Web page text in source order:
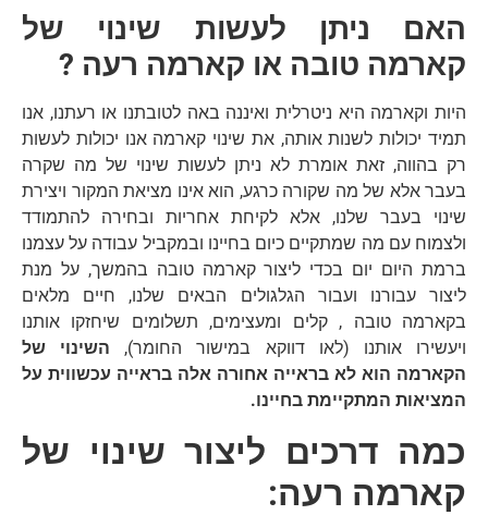
האם ניתן לעשות שינוי של
קארמה טובה או קארמה רעה ?
היות וקארמה היא ניטרלית ואיננה באה לטובתנו או רעתנו, אנו
תמיד יכולות לשנות אותה, את שינוי קארמה אנו יכולות לעשות
רק בהווה, זאת אומרת לא ניתן לעשות שינוי של מה שקרה
בעבר אלא של מה שקורה כרגע, הוא אינו מציאת המקור ויצירת
שינוי בעבר שלנו, אלא לקיחת אחריות ובחירה להתמודד
ולצמוח עם מה שמתקיים כיום בחיינו ובמקביל עבודה על עצמנו
ברמת היום יום בכדי ליצור קארמה טובה בהמשך, על מנת
ליצור עבורנו ועבור הגלגולים הבאים שלנו, חיים מלאים
בקארמה טובה , קלים ומעצימים, תשלומים שיחזקו אותנו
ויעשירו אותנו (לאו דווקא במישור החומר), השינוי של
הקארמה הוא לא בראייה אחורה אלה בראייה עכשווית על
המציאות המתקיימת בחיינו.
כמה דרכים ליצור שינוי של
קארמה רעה: